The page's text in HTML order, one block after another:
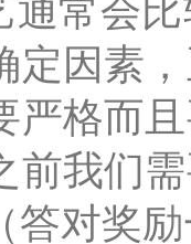
通常会
定因素
严格而
前我们
答对奖